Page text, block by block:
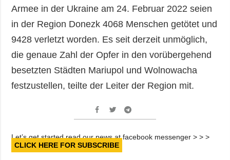
Armee in der Ukraine am 24. Februar 2022 seien
in der Region Donezk 4068 Menschen getötet und
9428 verletzt worden. Es seit derzeit unmöglich,
die genaue Zahl der Opfer in den vorübergehend
besetzten Städten Mariupol und Wolnowacha
festzustellen, teilte der Leiter der Region mit.
Let’s get started read our news at facebook messenger > > >
CLICK HERE FOR SUBSCRIBE